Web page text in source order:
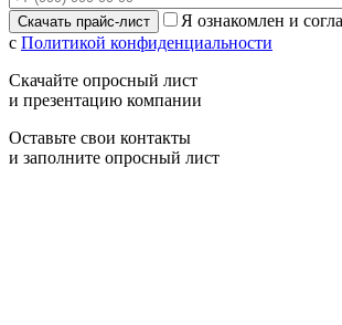
Я ознакомлен и
с Политикой конфиденциальности
Скачайте опросный лист
и презентацию компании
Оставьте свои контакты
и заполните опросный лист